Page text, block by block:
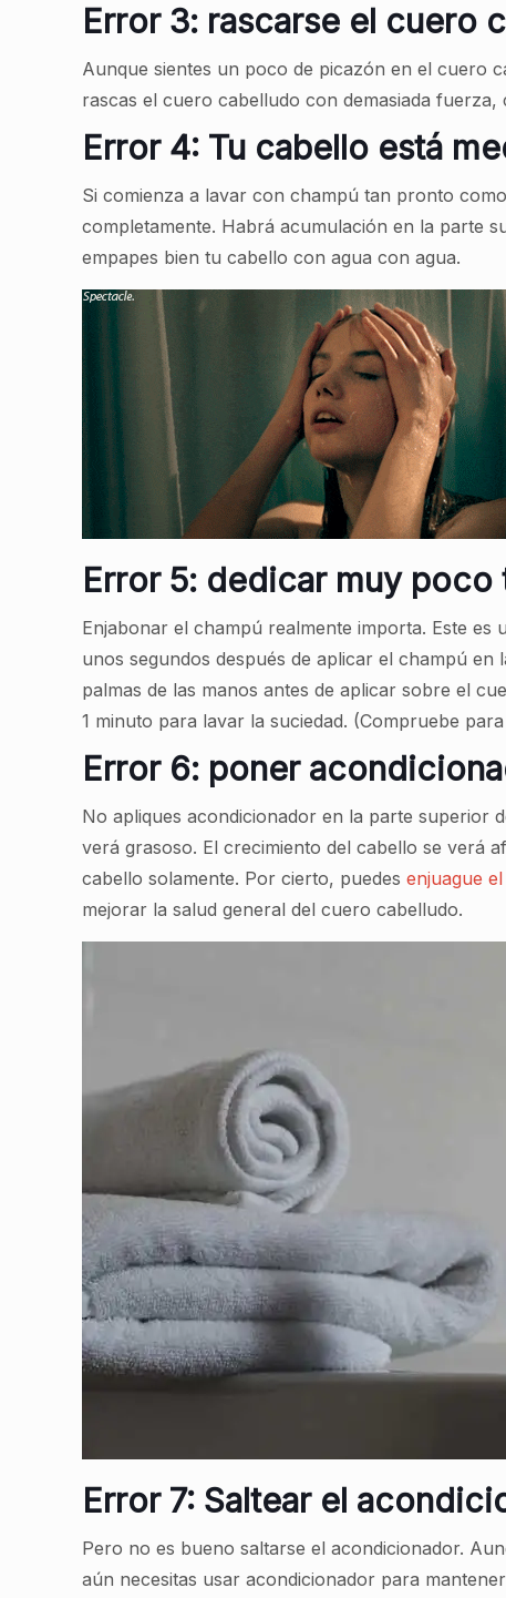
Error 3: rascarse el cuero
Aunque sientes un poco de picazón en el cuero
rascas el cuero cabelludo con demasiada
Error 4: Tu cabello está
Si comienza a lavar con champú tan pronto
completamente. Habrá acumulación en la parte
empapes bien tu cabello con agua con agua.
Error 5: dedicar muy poco
Enjabonar el champú realmente importa. Este
unos segundos después de aplicar el champú
palmas de las manos antes de aplicar sobre el
1 minuto para lavar la suciedad. (Compruebe
Error 6: poner
No apliques acondicionador en la parte superior
verá grasoso. El crecimiento del cabello se verá
cabello solamente. Por cierto, puedesenjuague
mejorar la salud general del cuero cabelludo.
Error 7: Saltear el
Pero no es bueno saltarse el acondicionador.
aún necesitas usar acondicionador para